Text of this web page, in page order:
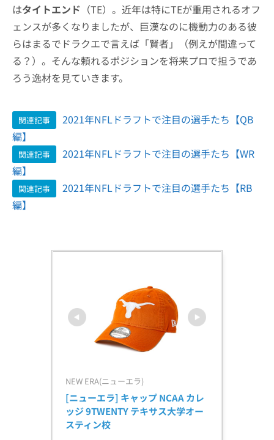
はタイトエンド （TE）。近年は特にTEが重用されるオフ
ェンスが多くなりましたが、巨漢なのに機動力のある彼
らはまるでドラクエで言えば「賢者」（例えが間違って
る？）。そんな頼れるポジションを将来プロで担うであ
ろう逸材を見ていきます。
関連記事
2021年NFLドラフトで注目の選手たち【QB
編】
関連記事
2021年NFLドラフトで注目の選手たち【WR
編】
関連記事
2021年NFLドラフトで注目の選手たち【RB
編】
NEW ERA(ニューエラ)
[ニューエラ] キャップ NCAA カレ
ッジ 9TWENTY テキサス大学オー
スティン校